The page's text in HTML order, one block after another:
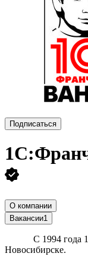
Подписаться
О компании
Вакансии1
С 1994 года
Новосибирске.